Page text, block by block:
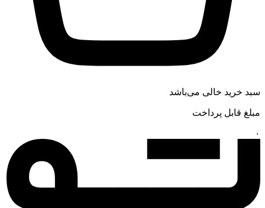
سبد خرید خالی می‌باشد
مبلغ قابل پرداخت
۰